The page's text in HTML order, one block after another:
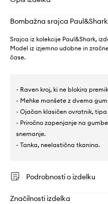
Bombažna srajca Paul&Shark
Srajca iz kolekcije Paul&Shark,
Model iz izjemno udobne in
čase.
- Raven kroj, ki ne blokira
- Mehke manšete z dvema
- Ojačan klasičen ovratnik, tipa
- Priročno zapenjanje na
snemanje.
- Tanka, neelastična tkanina.
Podrobnosti o izdelku
Značilnosti izdelka